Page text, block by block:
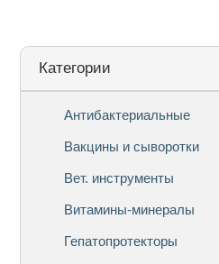
Категории
Антибактериальные
Вакцины и сыворотки
Вет. инструменты
Витамины-минералы
Гепатопротекторы